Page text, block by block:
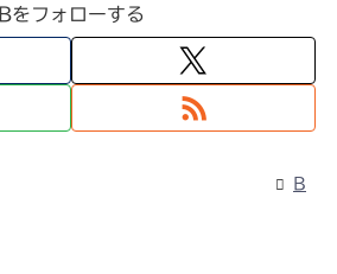
Bをフォローする
B